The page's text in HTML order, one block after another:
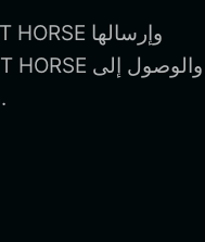
التطبيقات اللامركزية وإدارة FART HORSE بأمان.